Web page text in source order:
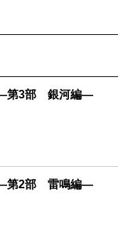
文芸評論家）
刊行記念特集］
グで燃えつきる
高揚感を手に入
うのか……。い
えられること」
、ある「考え」
画のような、コ
ことができるか
の真実が明かさ
熱を帯びる下巻
して……必勝法
―第3部 銀河編―
―第2部 雷鳴編―